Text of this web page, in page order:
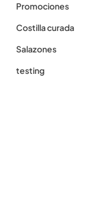
Promociones
Costilla curada
Salazones
testing